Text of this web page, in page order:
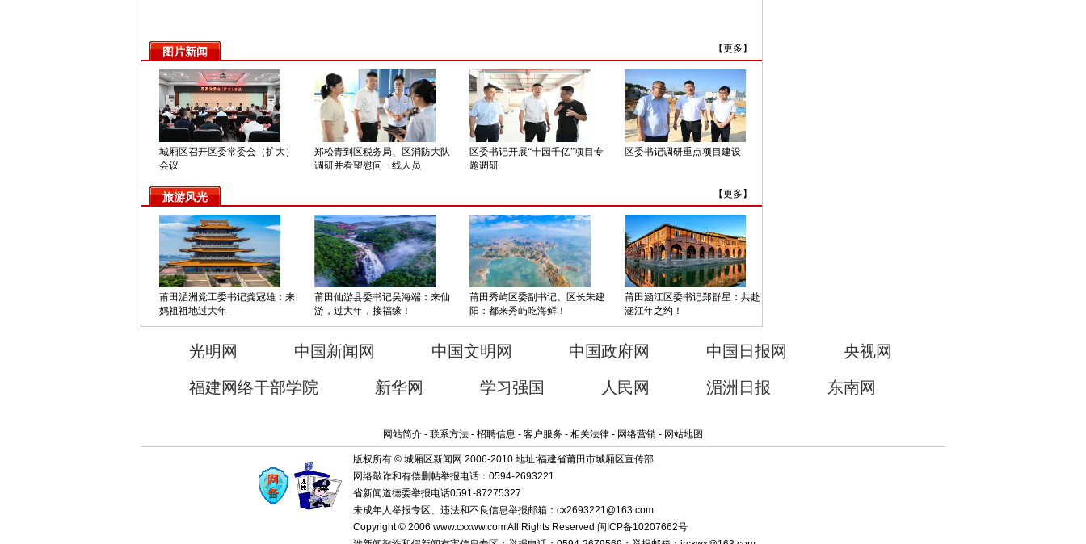
图片新闻 【更多 】
城厢区召开区委常委会（扩大）
会议
郑松青到区税务局、区消防大队
调研并看望慰问一线人员
区委书记开展“十园千亿”项目专
题调研
区委书记调研重点项目建设
旅游风光 【更多 】
莆田湄洲党工委书记龚冠雄：来
妈祖祖地过大年
莆田仙游县委书记吴海端：来仙
游，过大年，接福缘！
莆田秀屿区委副书记、区长朱建
阳：都来秀屿吃海鲜！
莆田涵江区委书记郑群星：共赴
涵江年之约！
光明网 中国新闻网 中国文明网 中国政府网 中国日报网 央视网
福建网络干部学院 新华网 学习强国 人民网 湄洲日报 东南网
网站简介 - 联系方法 - 招聘信息 - 客户服务 - 相关法律 - 网络营销 - 网站地图
版权所有 © 城厢区新闻网 2006-2010 地址:福建省莆田市城厢区宣传部
网络敲诈和有偿删帖举报电话：0594-2693221
省新闻道德委举报电话0591-87275327
未成年人举报专区、违法和不良信息举报邮箱：cx2693221@163.com
Copyright © 2006 www.cxxww.com All Rights Reserved 闽ICP备10207662号